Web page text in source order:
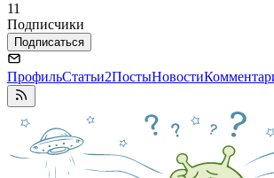
11
Подписчики
Подписаться
ПрофильСтатьи2ПостыНовости